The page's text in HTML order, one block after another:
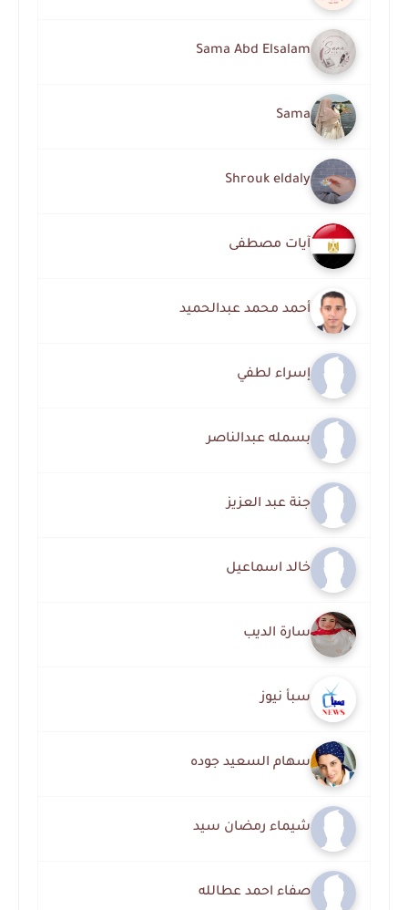
Sama Abd Elsalam
Sama
Shrouk eldaly
آيات مصطفى
أحمد محمد عبدالحميد
إسراء لطفي
بسمله عبدالناصر
جنة عبد العزيز
خالد اسماعيل
سارة الديب
سبأ نيوز
سهام السعيد جوده
شيماء رمضان سيد
صفاء احمد عطالله